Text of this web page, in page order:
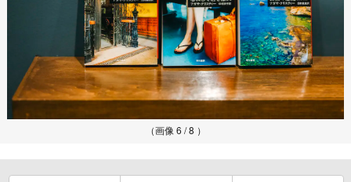
（画像 6 / 8 ）